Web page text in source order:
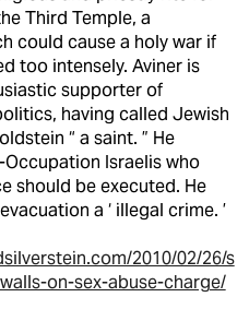
Third Temple, a
could cause a holy war if
too intensely. Aviner is
supporter of
having called Jewish
“ a saint. ” He
Israelis who
should be executed. He
a ‘ illegal crime. ’
2010/02/26/s
on-sex-abuse-charge/